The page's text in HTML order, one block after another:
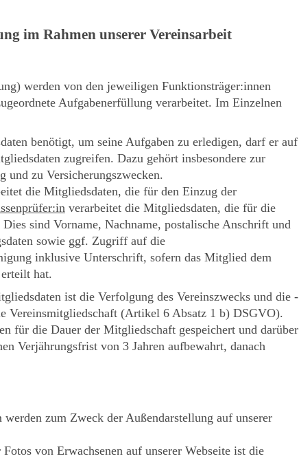
im Rahmen unserer Vereinsarbeit
werden von den jeweiligen Funktionsträger:innen
Aufgabenerfüllung verarbeitet. Im Einzelnen
benötigt, um seine Aufgaben zu erledigen, darf er auf
zugreifen. Dazu gehört insbesondere zur
zu Versicherungszwecken.
die Mitgliedsdaten, die für den Einzug der
verarbeitet die Mitgliedsdaten, die für die
sind Vorname, Nachname, postalische Anschrift und
sowie ggf. Zugriff auf die
inklusive Unterschrift, sofern das Mitglied dem
hat.
ist die Verfolgung des Vereinszwecks und die -
Vereinsmitgliedschaft (Artikel 6 Absatz 1 b) DSGVO).
für die Dauer der Mitgliedschaft gespeichert und darüber
Verjährungsfrist von 3 Jahren aufbewahrt, danach
werden zum Zweck der Außendarstellung auf unserer
von Erwachsenen auf unserer Webseite ist die